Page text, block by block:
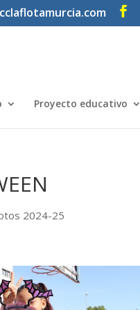
Proyecto educativo
2024-25